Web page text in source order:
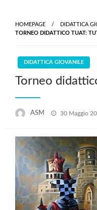
HOMEPAGE
DIDATTICA
TORNEO DIDATTICO TUAT:
DIDATTICA GIOVANILE
Torneo
ASM
Posted
30 Maggio